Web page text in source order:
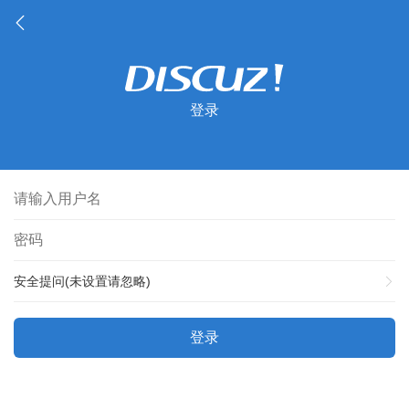
登录
安全提问(未设置请忽略)
登录